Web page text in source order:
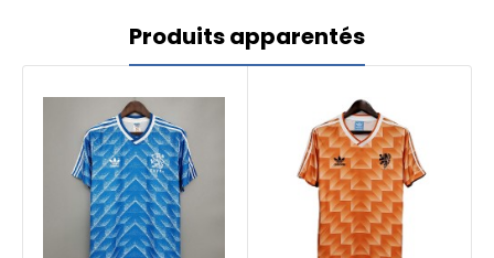
Produits apparentés